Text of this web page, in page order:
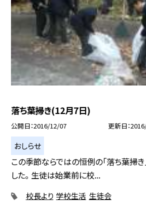
落ち葉掃き(12月7日)
公開日 2016/12/07 更新日
おしらせ
この季節ならではの恒例の「落ち葉掃き
した。 生徒は始業前に校...
校長より 学校生活 生徒会